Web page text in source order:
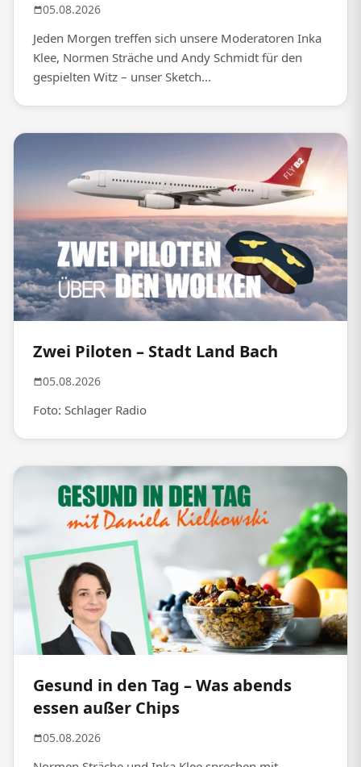
05.08.2026
Jeden Morgen treffen sich unsere Moderatoren Inka
Klee, Normen Sträche und Andy Schmidt für den
gespielten Witz – unser Sketch...
Zwei Piloten – Stadt Land Bach
05.08.2026
Foto: Schlager Radio
Gesund in den Tag – Was abends
essen außer Chips
05.08.2026